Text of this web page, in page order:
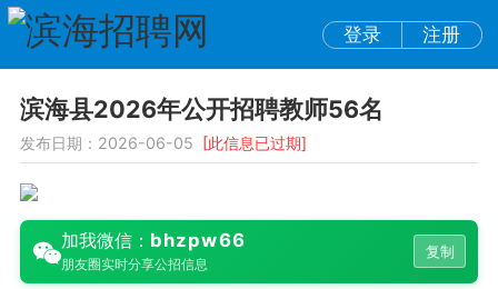
登录 注册
滨海县2026年公开招聘教师56名
发布日期：2026-06-05 [此信息已过期]
加我微信： bhzpw66
朋友圈实时分享公招信息
复制